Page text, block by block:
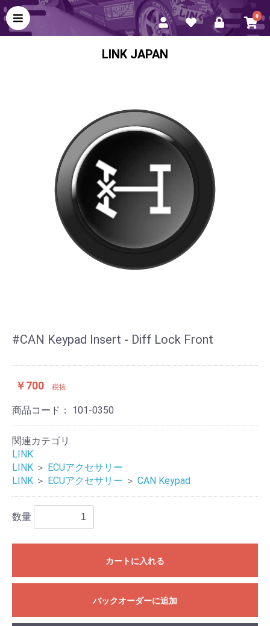
0
LINK JAPAN
#CAN Keypad Insert - Diff Lock Front
￥700 税抜
商品コード： 101-0350
関連カテゴリ
LINK
LINK ＞ ECUアクセサリー
LINK ＞ ECUアクセサリー ＞ CAN Keypad
数量
カートに入れる
バックオーダーに追加